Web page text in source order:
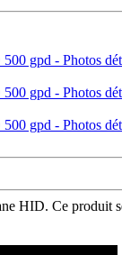
HID. Ce produit